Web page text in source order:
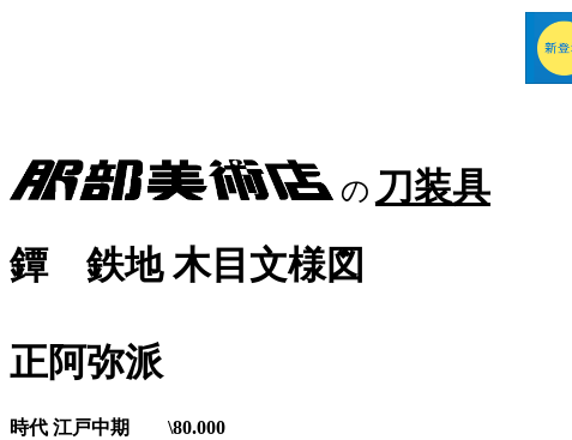
の 刀装具
鐔 鉄地 木目文様図
正阿弥派
時代 江戸中期 \80.000